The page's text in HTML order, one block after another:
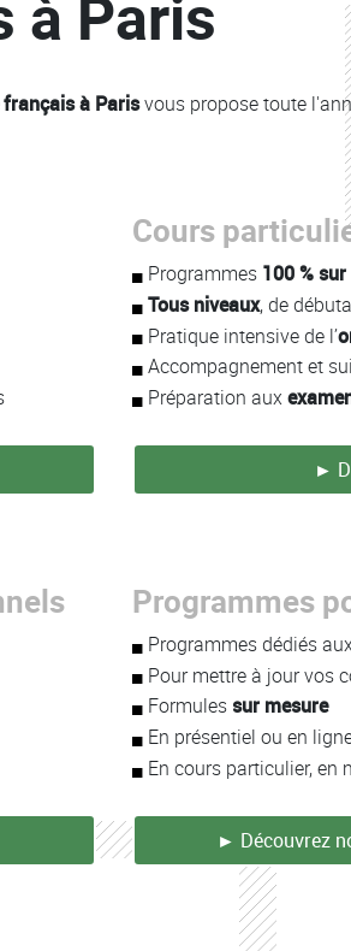
à Paris
français à Parisvous propose toute
Colonne
Cours
Programmes 100 %
Tous niveaux, de
Pratique intensive de l’
Accompagnement et
Préparation aux
►
Programmes
Programmes dédiés
Pour mettre à jour vos
Formules sur mesure
En présentiel ou en
En cours particulier,
► Découvrez